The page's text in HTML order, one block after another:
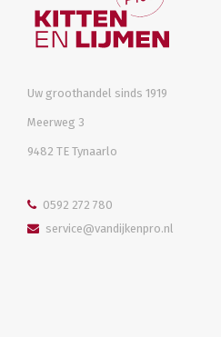
Uw groothandel sinds 1919
Meerweg 3
9482 TE Tynaarlo
0592 272 780
service@vandijkenpro.nl